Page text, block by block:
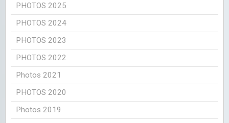
PHOTOS 2025
PHOTOS 2024
PHOTOS 2023
PHOTOS 2022
Photos 2021
PHOTOS 2020
Photos 2019